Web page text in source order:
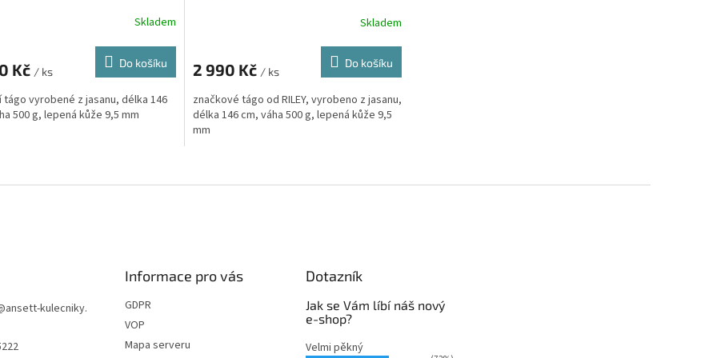
Skladem
Kč / ks
Do košíku
tágo vyrobené z jasanu, délka 146
500 g, lepená kůže 9,5 mm
Skladem
2 990 Kč / ks
Do košíku
značkové tágo od RILEY, vyrobeno z jasanu,
délka 146 cm, váha 500 g, lepená kůže 9,5
mm
v
ansett-kulecniky.
Informace pro vás
GDPR
VOP
Mapa serveru
Dotazník
Jak se Vám líbí náš nový
e-shop?
Velmi pěkný